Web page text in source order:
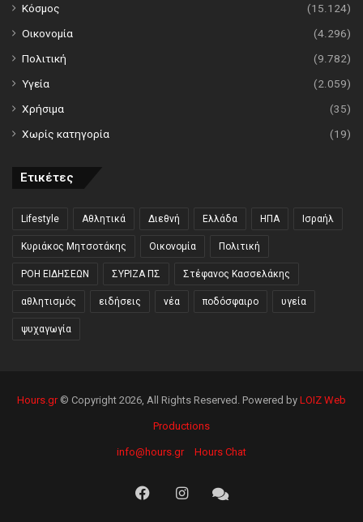
Κόσμος
(15.124)
Οικονομία
(4.296)
Πολιτική
(9.782)
Υγεία
(2.059)
Χρήσιμα
(35)
Χωρίς κατηγορία
(19)
Ετικέτες
Lifestyle Αθλητικά Διεθνή Ελλάδα ΗΠΑ Ισραήλ
Κυριάκος Μητσοτάκης Οικονομία Πολιτική
ΡΟΗ ΕΙΔΗΣΕΩΝ ΣΥΡΙΖΑ ΠΣ Στέφανος Κασσελάκης
αθλητισμός ειδήσεις νέα ποδόσφαιρο υγεία
ψυχαγωγία
Hours.gr© Copyright 2026, All Rights Reserved. Powered by LOIZ Web
Productions
info@hours.gr Hours Chat
FacebookInstagramHours